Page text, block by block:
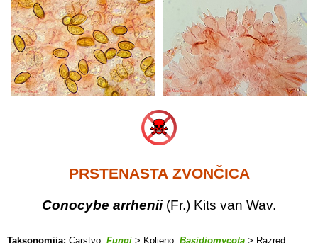
PRSTENASTA ZVONČICA
Conocybe arrhenii (Fr.) Kits van Wav.
Taksonomija: Carstvo: Fungi > Koljeno: Basidiomycota > Razred: